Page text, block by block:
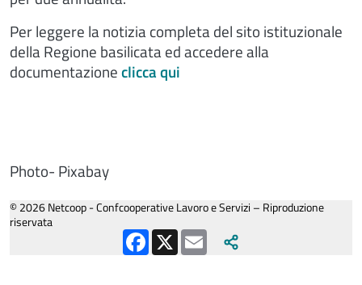
Per leggere la notizia completa del sito istituzionale
della Regione basilicata ed accedere alla
documentazioneclicca qui
Photo- Pixabay
© 2026 Netcoop - Confcooperative Lavoro e Servizi – Riproduzione
riservata
Facebook
X Email